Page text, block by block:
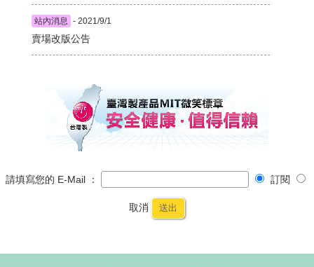
站內消息 - 2021/9/1
賣場改版公告
請填寫您的 E-Mail ： 訂閱
取消 送出